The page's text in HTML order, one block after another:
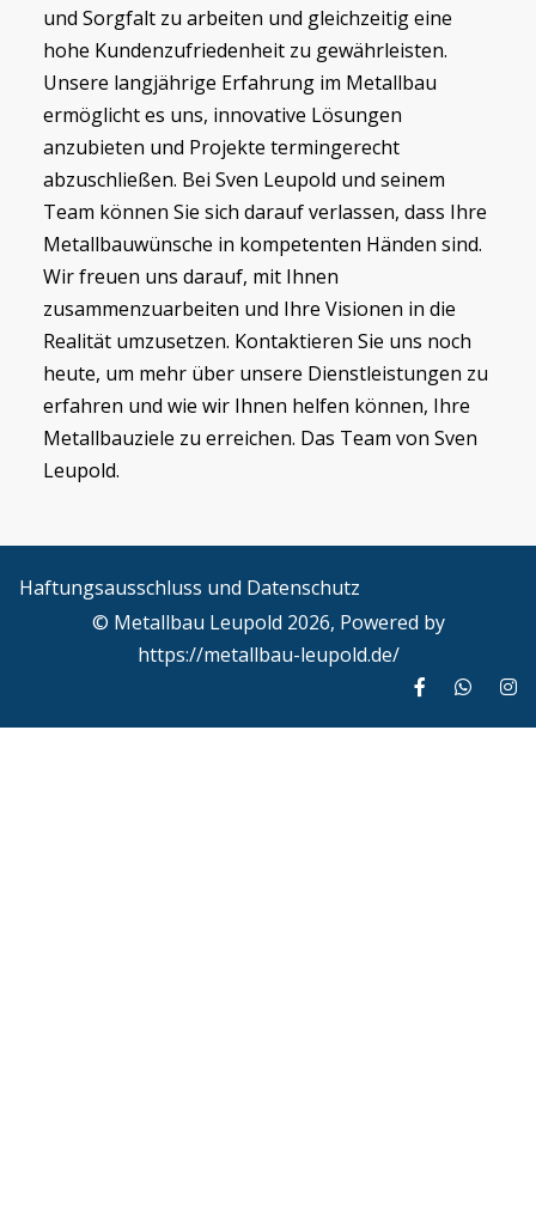
und Sorgfalt zu arbeiten und gleichzeitig eine
hohe Kundenzufriedenheit zu gewährleisten.
Unsere langjährige Erfahrung im Metallbau
ermöglicht es uns, innovative Lösungen
anzubieten und Projekte termingerecht
abzuschließen. Bei Sven Leupold und seinem
Team können Sie sich darauf verlassen, dass Ihre
Metallbauwünsche in kompetenten Händen sind.
Wir freuen uns darauf, mit Ihnen
zusammenzuarbeiten und Ihre Visionen in die
Realität umzusetzen. Kontaktieren Sie uns noch
heute, um mehr über unsere Dienstleistungen zu
erfahren und wie wir Ihnen helfen können, Ihre
Metallbauziele zu erreichen. Das Team von Sven
Leupold.
Haftungsausschluss und Datenschutz
© Metallbau Leupold 2026, Powered by
https://metallbau-leupold.de/